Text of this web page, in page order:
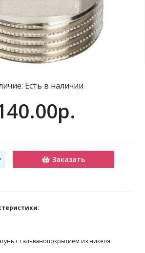
Есть в наличии
Заказать
с гальванопокрытием из никеля